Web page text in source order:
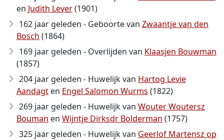
en Judith Lever(1901)
162 jaar geleden - Geboorte van Zwaantje van den
Bosch (1864)
169 jaar geleden - Overlijden van Klaasjen Bouwman
(1857)
204 jaar geleden - Huwelijk van Hartog Levie
Aandagt en Engel Salomon Wurms (1822)
269 jaar geleden - Huwelijk van Wouter Woutersz
Bouman en Wijntje Dirksdr Bolderman (1757)
325 jaar geleden - Huwelijk van Geerlof Martensz op